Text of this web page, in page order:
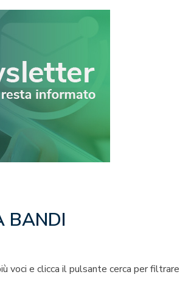
BANDI
voci e clicca il pulsante cerca per filtrare